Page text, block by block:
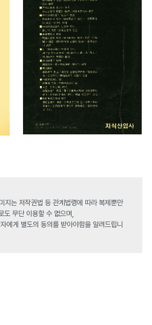
지는 저작권법 등 관계법령에 따라 복제뿐만
도 무단 이용할 수 없으며,
에게 별도의 동의를 받아야함을 알려드립니